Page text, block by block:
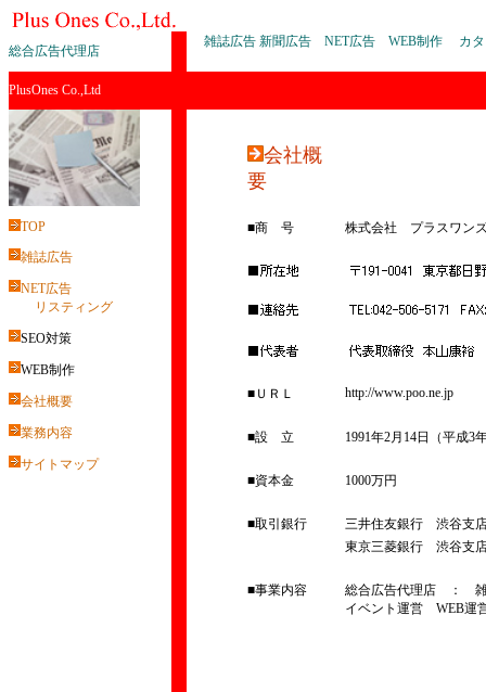
総合広告代理店
雑誌広告 新聞広告 NET広告 WEB制作 カ
PlusOnes Co.,Ltd
TOP
雑誌広告
NET広告
リスティング
SEO対策
WEB制作
会社概要
業務内容
サイトマップ
会社概
要
■商 号 株式会社 プラスワン
■ＵＲＬ http://www.poo.ne.jp
■設 立 1991年2月14日（平成3
■資本金 1000万円
■取引銀行
三井住友銀行 渋谷支
東京三菱銀行 渋谷支
■事業内容
総合広告代理店 ：
イベント運営 WEB